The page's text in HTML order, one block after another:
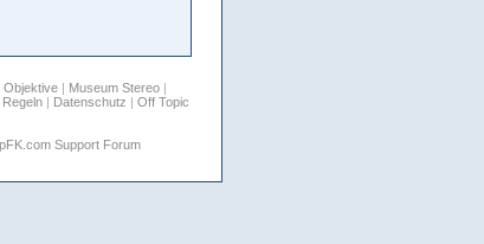
Objektive Museum Stereo
Regeln| Datenschutz
Off Topic
Support Forum